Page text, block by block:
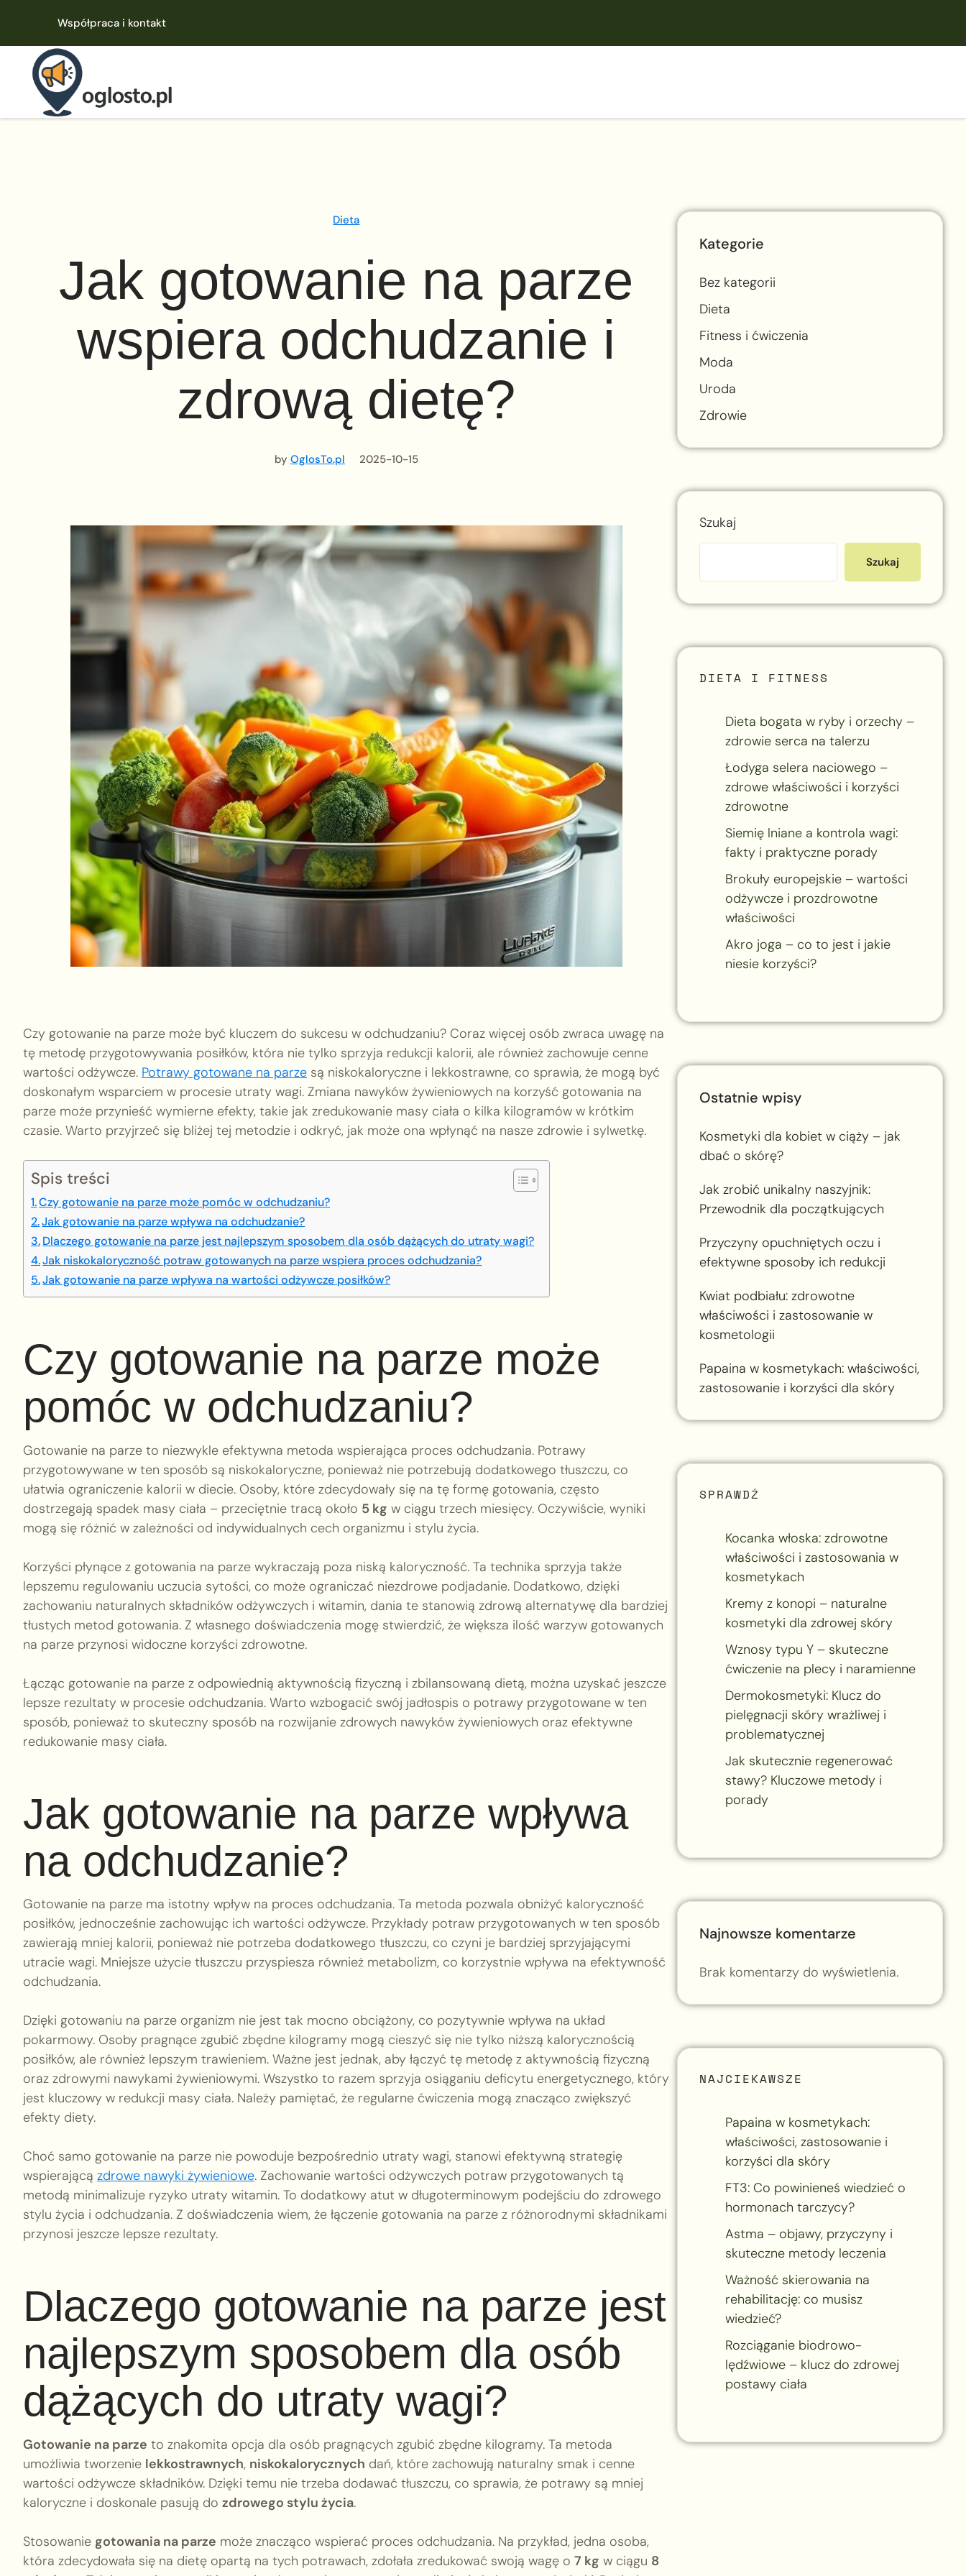
Współpraca i kontakt
Dieta
Jak gotowanie na parze
wspiera odchudzanie i
zdrową dietę?
by OglosTo.pl 2025-10-15
Czy gotowanie na parze może być kluczem do sukcesu w odchudzaniu? Coraz więcej osób zwraca uwagę na
tę metodę przygotowywania posiłków, która nie tylko sprzyja redukcji kalorii, ale również zachowuje cenne
wartości odżywcze. Potrawy gotowane na parze są niskokaloryczne i lekkostrawne, co sprawia, że mogą być
doskonałym wsparciem w procesie utraty wagi. Zmiana nawyków żywieniowych na korzyść gotowania na
parze może przynieść wymierne efekty, takie jak zredukowanie masy ciała o kilka kilogramów w krótkim
czasie. Warto przyjrzeć się bliżej tej metodzie i odkryć, jak może ona wpłynąć na nasze zdrowie i sylwetkę.
Spis treści
Czy gotowanie na parze może pomóc w odchudzaniu?
Jak gotowanie na parze wpływa na odchudzanie?
Dlaczego gotowanie na parze jest najlepszym sposobem dla osób dążących do utraty wagi?
Jak niskokaloryczność potraw gotowanych na parze wspiera proces odchudzania?
Jak gotowanie na parze wpływa na wartości odżywcze posiłków?
Czy gotowanie na parze może
pomóc w odchudzaniu?
Gotowanie na parze to niezwykle efektywna metoda wspierająca proces odchudzania. Potrawy
przygotowywane w ten sposób są niskokaloryczne, ponieważ nie potrzebują dodatkowego tłuszczu, co
ułatwia ograniczenie kalorii w diecie. Osoby, które zdecydowały się na tę formę gotowania, często
dostrzegają spadek masy ciała – przeciętnie tracą około 5 kg w ciągu trzech miesięcy. Oczywiście, wyniki
mogą się różnić w zależności od indywidualnych cech organizmu i stylu życia.
Korzyści płynące z gotowania na parze wykraczają poza niską kaloryczność. Ta technika sprzyja także
lepszemu regulowaniu uczucia sytości, co może ograniczać niezdrowe podjadanie. Dodatkowo, dzięki
zachowaniu naturalnych składników odżywczych i witamin, dania te stanowią zdrową alternatywę dla bardziej
tłustych metod gotowania. Z własnego doświadczenia mogę stwierdzić, że większa ilość warzyw gotowanych
na parze przynosi widoczne korzyści zdrowotne.
Łącząc gotowanie na parze z odpowiednią aktywnością fizyczną i zbilansowaną dietą, można uzyskać jeszcze
lepsze rezultaty w procesie odchudzania. Warto wzbogacić swój jadłospis o potrawy przygotowane w ten
sposób, ponieważ to skuteczny sposób na rozwijanie zdrowych nawyków żywieniowych oraz efektywne
redukowanie masy ciała.
Jak gotowanie na parze wpływa
na odchudzanie?
Gotowanie na parze ma istotny wpływ na proces odchudzania. Ta metoda pozwala obniżyć kaloryczność
posiłków, jednocześnie zachowując ich wartości odżywcze. Przykłady potraw przygotowanych w ten sposób
zawierają mniej kalorii, ponieważ nie potrzeba dodatkowego tłuszczu, co czyni je bardziej sprzyjającymi
utracie wagi. Mniejsze użycie tłuszczu przyspiesza również metabolizm, co korzystnie wpływa na efektywność
odchudzania.
Dzięki gotowaniu na parze organizm nie jest tak mocno obciążony, co pozytywnie wpływa na układ
pokarmowy. Osoby pragnące zgubić zbędne kilogramy mogą cieszyć się nie tylko niższą kalorycznością
posiłków, ale również lepszym trawieniem. Ważne jest jednak, aby łączyć tę metodę z aktywnością fizyczną
oraz zdrowymi nawykami żywieniowymi. Wszystko to razem sprzyja osiąganiu deficytu energetycznego, który
jest kluczowy w redukcji masy ciała. Należy pamiętać, że regularne ćwiczenia mogą znacząco zwiększyć
efekty diety.
Choć samo gotowanie na parze nie powoduje bezpośrednio utraty wagi, stanowi efektywną strategię
wspierającą zdrowe nawyki żywieniowe. Zachowanie wartości odżywczych potraw przygotowanych tą
metodą minimalizuje ryzyko utraty witamin. To dodatkowy atut w długoterminowym podejściu do zdrowego
stylu życia i odchudzania. Z doświadczenia wiem, że łączenie gotowania na parze z różnorodnymi składnikami
przynosi jeszcze lepsze rezultaty.
Dlaczego gotowanie na parze jest
najlepszym sposobem dla osób
dążących do utraty wagi?
Gotowanie na parze to znakomita opcja dla osób pragnących zgubić zbędne kilogramy. Ta metoda
umożliwia tworzenie lekkostrawnych, niskokalorycznych dań, które zachowują naturalny smak i cenne
wartości odżywcze składników. Dzięki temu nie trzeba dodawać tłuszczu, co sprawia, że potrawy są mniej
kaloryczne i doskonale pasują do zdrowego stylu życia.
Stosowanie gotowania na parze może znacząco wspierać proces odchudzania. Na przykład, jedna osoba,
która zdecydowała się na dietę opartą na tych potrawach, zdołała zredukować swoją wagę o 7 kg w ciągu 8
Kategorie
Bez kategorii
Dieta
Fitness i ćwiczenia
Moda
Uroda
Zdrowie
Szukaj
Szukaj
DIETA I FITNESS
Dieta bogata w ryby i orzechy –
zdrowie serca na talerzu
Łodyga selera naciowego –
zdrowe właściwości i korzyści
zdrowotne
Siemię lniane a kontrola wagi:
fakty i praktyczne porady
Brokuły europejskie – wartości
odżywcze i prozdrowotne
właściwości
Akro joga – co to jest i jakie
niesie korzyści?
Ostatnie wpisy
Kosmetyki dla kobiet w ciąży – jak
dbać o skórę?
Jak zrobić unikalny naszyjnik:
Przewodnik dla początkujących
Przyczyny opuchniętych oczu i
efektywne sposoby ich redukcji
Kwiat podbiału: zdrowotne
właściwości i zastosowanie w
kosmetologii
Papaina w kosmetykach: właściwości,
zastosowanie i korzyści dla skóry
SPRAWDŹ
Kocanka włoska: zdrowotne
właściwości i zastosowania w
kosmetykach
Kremy z konopi – naturalne
kosmetyki dla zdrowej skóry
Wznosy typu Y – skuteczne
ćwiczenie na plecy i naramienne
Dermokosmetyki: Klucz do
pielęgnacji skóry wrażliwej i
problematycznej
Jak skutecznie regenerować
stawy? Kluczowe metody i
porady
Najnowsze komentarze
Brak komentarzy do wyświetlenia.
NAJCIEKAWSZE
Papaina w kosmetykach:
właściwości, zastosowanie i
korzyści dla skóry
FT3: Co powinieneś wiedzieć o
hormonach tarczycy?
Astma – objawy, przyczyny i
skuteczne metody leczenia
Ważność skierowania na
rehabilitację: co musisz
wiedzieć?
Rozciąganie biodrowo-
lędźwiowe – klucz do zdrowej
postawy ciała